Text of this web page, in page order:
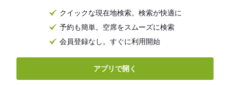
クイックな現在地検索。検索が快適に
予約も簡単。空席をスムーズに検索
会員登録なし。すぐに利用開始
アプリで開く